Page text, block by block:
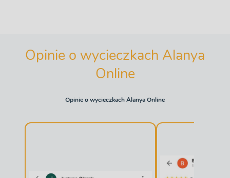
Opinie o wycieczkach Alanya
Online
Opinie o wycieczkach Alanya Online